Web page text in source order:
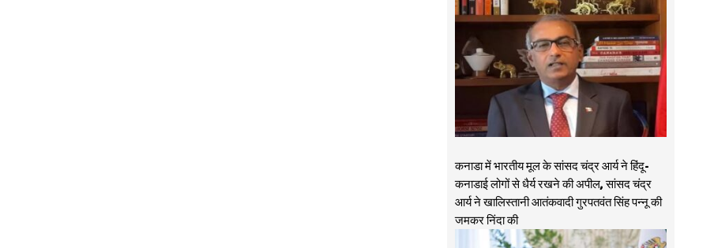
कनाडा में भारतीय मूल के सांसद चंद्र आर्य ने हिंदू-
कनाडाई लोगों से धैर्य रखने की अपील, सांसद चंद्र
आर्य ने खालिस्तानी आतंकवादी गुरपतवंत सिंह पन्नू की
जमकर निंदा की